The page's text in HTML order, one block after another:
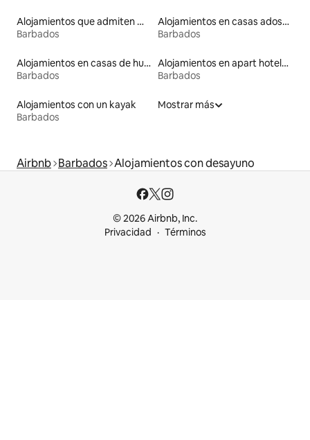
Alojamientos que admiten mascotas
Barbados
Alojamientos en casas adosadas
Barbados
Alojamientos en casas de huéspedes
Barbados
Alojamientos en apart hoteles
Barbados
Alojamientos con un kayak
Barbados
Mostrar más
Airbnb Barbados Alojamientos con desayuno
© 2026 Airbnb, Inc.
Privacidad
Términos